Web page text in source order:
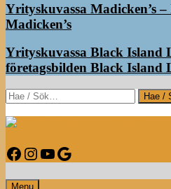
Yrityskuvassa Madicken’s
Madicken’s
Yrityskuvassa Black Island
företagsbilden Black Island
Search
Info-Mustasaari-Korsholm.fi
Infoa Mustasaaresta – Information
Facebook
Instagram
YouTube
Google
Menu